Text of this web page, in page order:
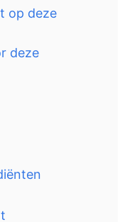
op deze
deze